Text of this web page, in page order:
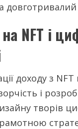
довготривалий
NFT і
доходу з
і
творів